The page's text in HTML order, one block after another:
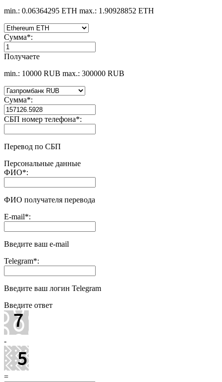
min.: 0.06364295 ETH max.: 1.90928852 ETH
Сумма*:
Получаете
min.: 10000 RUB max.: 300000 RUB
Сумма*:
СБП номер телефона*:
Перевод по СБП
Персональные данные
ФИО*:
ФИО получателя перевода
E-mail*:
Введите ваш e-mail
Telegram*:
Введите ваш логин Telegram
Введите ответ
-
=